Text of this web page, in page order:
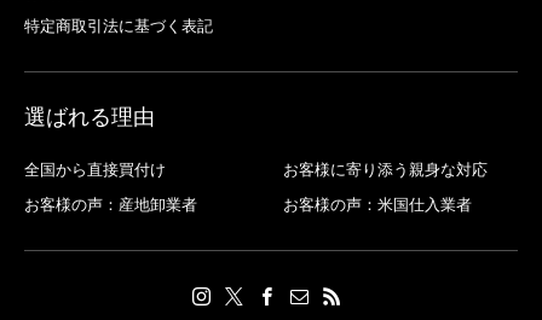
特定商取引法に基づく表記
選ばれる理由
全国から直接買付け
お客様に寄り添う親身な対応
お客様の声：産地卸業者
お客様の声：米国仕入業者